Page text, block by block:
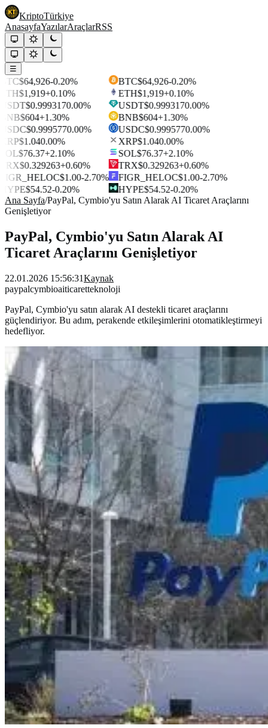
KriptoTürkiye
AnasayfaYazılarAraçlarRSS
☰
$64,926-0.20%
$1,919+0.10%
$0.9993170.00%
$604+1.30%
$0.9995770.00%
$1.040.00%
$76.37+2.10%
$0.329263+0.60%
$1.00-2.70%
$54.52-0.20%
BTC$64,926-0.20%
ETH$1,919+0.10%
USDT$0.9993170.00%
BNB$604+1.30%
USDC$0.9995770.00%
XRP$1.040.00%
SOL$76.37+2.10%
TRX$0.329263+0.60%
FIGR_HELOC$1.00-2.70%
HYPE$54.52-0.20%
Ana Sayfa/PayPal, Cymbio'yu Satın Alarak AI Ticaret Araçlarını
Genişletiyor
PayPal, Cymbio'yu Satın Alarak AI
Ticaret Araçlarını Genişletiyor
22.01.2026 15:56:31Kaynak
paypalcymbioaiticaretteknoloji
PayPal, Cymbio'yu satın alarak AI destekli ticaret araçlarını
güçlendiriyor. Bu adım, perakende etkileşimlerini otomatikleştirmeyi
hedefliyor.